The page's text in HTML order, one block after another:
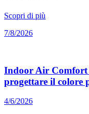
Scopri di più
7/8/2026
Indoor Air
progettare il colore
4/6/2026